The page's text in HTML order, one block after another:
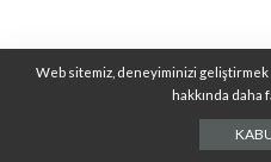
Web sitemiz, deneyiminizi geliştirmek
hakkında daha